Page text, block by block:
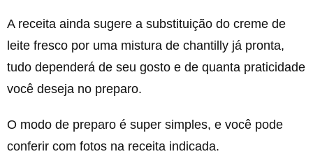
A receita ainda sugere a substituição do creme de
leite fresco por uma mistura de chantilly já pronta,
tudo dependerá de seu gosto e de quanta praticidade
você deseja no preparo.
O modo de preparo é super simples, e você pode
conferir com fotos na receita indicada.